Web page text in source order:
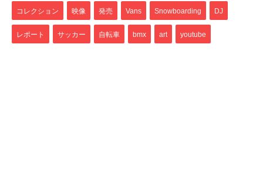
コレクション 映像 発売 Vans Snowboarding DJ
レポート サッカー 自転車 bmx art youtube